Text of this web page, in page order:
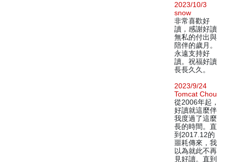
2023/10/3
snow
非常喜歡好
讀，感謝好讀
無私的付出與
陪伴的歲月。
永遠支持好
讀。祝福好讀
長長久久。
2023/9/24
Tomcat Chou
從2006年起，
好讀就這麼伴
我度過了這麼
長的時間。直
到2017.12的
噩耗傳來，我
以為就此不再
見好讀。直到